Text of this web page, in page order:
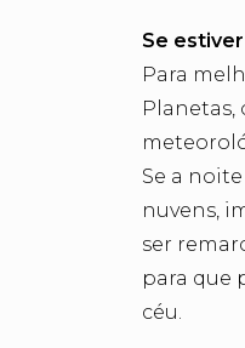
Se
Para
Planetas,
Se a
nuvens,
ser
para que
céu.